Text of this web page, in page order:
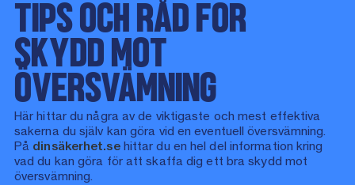
TIPS OCH RÅD FÖR
SKYDD MOT
ÖVERSVÄMNING
Här hittar du några av de viktigaste och mest effektiva
sakerna du själv kan göra vid en eventuell översvämning.
På dinsäkerhet.sehittar du en hel del information kring
vad du kan göra för att skaffa dig ett bra skydd mot
översvämning.